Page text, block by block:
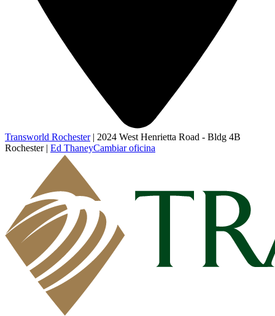
Transworld Rochester| 2024 West Henrietta Road - Bldg 4B
Rochester| Ed ThaneyCambiar oficina